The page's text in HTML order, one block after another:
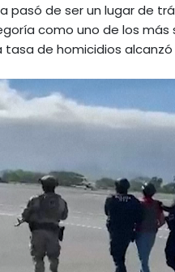
pasó de ser un lugar de
como uno de los más
de homicidios alcanzó